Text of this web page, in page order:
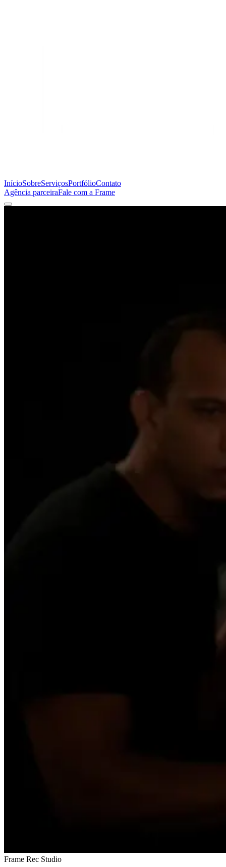
InícioSobreServiçosPortfólioContato
Agência parceiraFale com a Frame
Frame Rec Studio